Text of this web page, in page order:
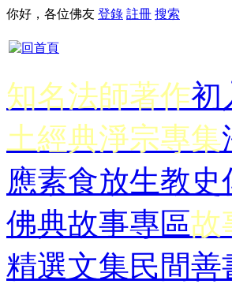
你好，各位佛友 登錄 註冊 搜索
知名法師著作初
土經典淨宗專集
應素食放生教史
佛典故事專區故
精選文集民間善